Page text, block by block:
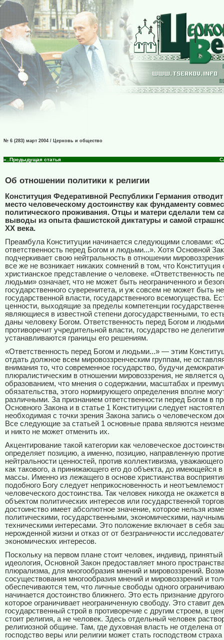
№ 6 (283) март 2004 / Церковь и общество
«..Предыдущая статья
Об отношении политики к религии
Конституция Федеративной Республики Германия
место человеческому достоинству как фундаменту
политического проживания. Отцы и матери сделали тем
выводы из опыта фашистской диктатуры и самой
ХХ века.
Преамбула Конституции начинается следующими словами:
ответственность перед Богом и людьми...». Хотя Основной
подчеркивает свою нейтральность в отношении
все же не возникает никаких сомнений в том, что Конституция
христианское представление о человеке. «Ответственность
людьми» означает, что не может быть неограниченного и
государственного суверенитета, и уж совсем не может быть
государственной власти, государственного всемогущества.
ценности, выходящие за пределы компетенции
являющиеся в известной степени догосударственными, то
даны человеку Богом. Ответственность перед Богом и
противоречит учредительной власти, государство не
устанавливаются границы его решениям.
«Ответственность перед Богом и людьми...» — этим
отдать должное всем мировоззренческим группам, не
внимания то, что современное государство, будучи
плюралистическим в отношении мировоззрения, не является
образованием, что мнения о содержании, масштабах и
обязательства, этого нормирующего определения вполне
различными. За признанием ответственности перед Богом в
Основного Закона и в статье 1 Конституции следует
необходимая с точки зрения Закона запись о человеческом
Все следующие за статьей 1 основные права являются
и никто не может отменить их.
Акцентирование такой категории как человеческое
определяет позицию, а именно, позицию, направленную
нейтральности ценностей, против коллективизма,
как такового, а принижающего его до объекта, до имеющейся
массы. Именно из лежащего в основе христианства
подобного Богу следует неприкосновенность и
человеческого достоинства. Так человек никогда не окажется
объектом политических интересов или государственной
достоинство имеет абсолютное значение, которое нельзя
политическими, государственными, экономическими,
техническими интересами. Это положение включает в себя
нерожденной жизни и отказ от от безграничности
экономических интересов.
Поскольку на первом плане стоит человек, индивид,
идеология, Основной Закон предоставляет много
плюрализма, для многообразия мнений и мировоззрений.
сосуществования многообразия мнений и мировоззрений и
обеспечиваются тем, что личные свободы одного
начинается достоинство ближнего. Это есть признание
которое ограничивает неограниченную свободу. Это ставит
государственный строй в противоречие с другим строем, в
стоит религия, а не человек. Здесь отдельный человек
религиозной общине. Там, где духовная власть не отделена от
господство веры или религии может стать господством страха